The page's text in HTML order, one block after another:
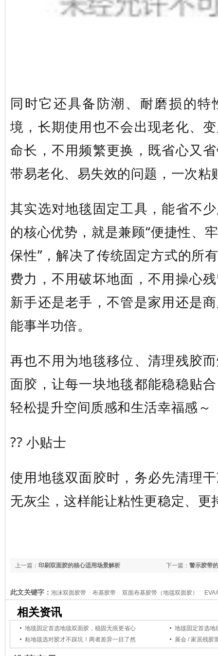
同时它还具备防潮、耐磨损的特
境，长期使用也不会出现老化、
命长，不用频繁更换，既省心又
带易老化、易失效的问题，一次粘
其实选对地毯固定工具，能省不
的核心优势，就是兼顾“便捷性、
保性”，解决了传统固定方式的
费力，不用破坏地面，不用操心
新手还是老手，不管是家用还是
能事半功倍。
再也不用为地毯移位、清理残胶
面胶，让每一块地毯都能稳稳贴
轻松提升空间质感和生活幸福感～
?? 小贴士
使用地毯双面胶时，务必先清理
无灰尘，这样能让粘性更稳定、更
下一篇： 警示胶带
上一篇： 印刷双面胶的核心适用场景解析
此文关键字： 泡沫双面胶带 布基胶带 双面布基胶带（地毯双面胶） EVA
粘热熔型双面胶，美纹纸胶带
相关资讯
地毯固定首选地毯双面胶，稳固无痕更省心
地毯固定首选地
粘地毯选对胶才不踩坑！两者差异一目了然